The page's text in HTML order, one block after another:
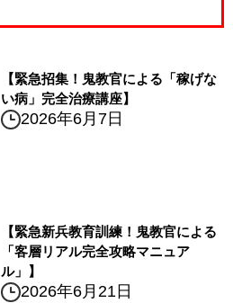
【緊急招集！鬼教官による「稼げな
い病」完全治療講座】
2026年6月7日
【緊急新兵教育訓練！鬼教官による
「客層リアル完全攻略マニュア
ル」】
2026年6月21日